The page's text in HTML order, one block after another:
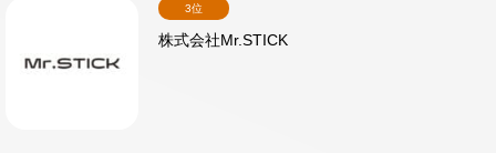
3位
株式会社Mr.STICK